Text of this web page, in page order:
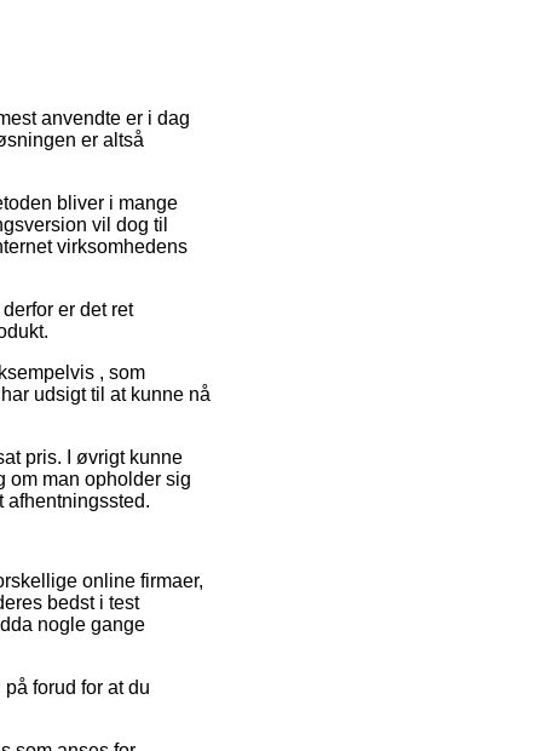
anvendte er i dag
er altså
bliver i mange
vil dog til
virksomhedens
er det ret
, som
udsigt til at kunne nå
pris. I øvrigt kunne
om man opholder sig
online firmaer,
bedst i test
nogle gange
forud for at du